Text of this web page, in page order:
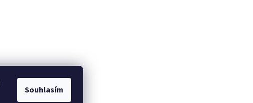
Souhlasím